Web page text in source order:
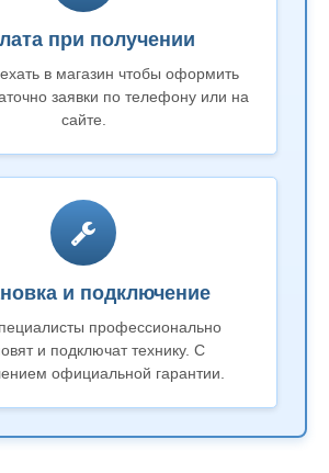
при получении
в магазин чтобы оформить
заявки по телефону или на
сайте.
и подключение
профессионально
и подключат технику. С
официальной гарантии.